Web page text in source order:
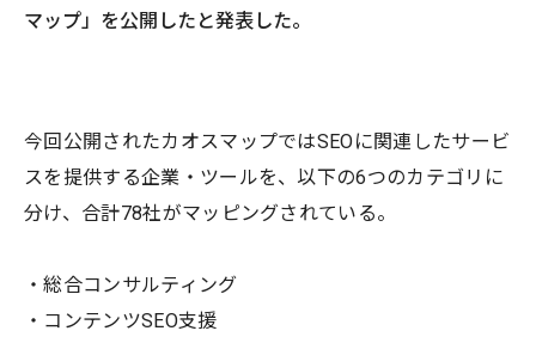
マップ」を公開したと発表した。
今回公開されたカオスマップではSEOに関連したサービ
スを提供する企業・ツールを、以下の6つのカテゴリに
分け、合計78社がマッピングされている。
・総合コンサルティング
・コンテンツSEO支援